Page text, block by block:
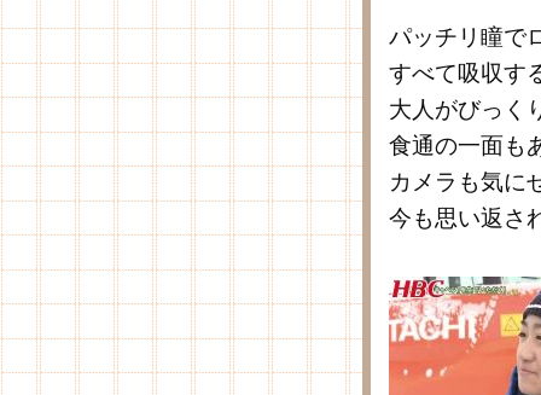
パッチリ瞳で
すべて吸収す
大人がびっく
食通の一面も
カメラも気に
今も思い返さ